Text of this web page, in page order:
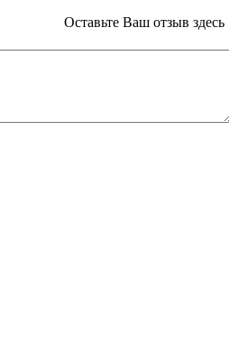
Оставьте Ваш отзыв здесь